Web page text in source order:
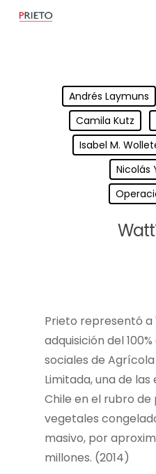
Andrés Laymuns
Camila Kutz
Isabel M.
Nicolás
Prieto representó a
adquisición del
sociales de
Limitada, una de
Chile en el rubro
vegetales
masivo, por
millones. (2014)